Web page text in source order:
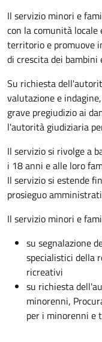
Il servizio minori e
con la comunità locale
territorio e promuove
di crescita dei
Su richiesta
valutazione e
grave pregiudizio ai
l'autorità giudiziaria
Il servizio si rivolge a
i 18 anni e alle loro
Il servizio si estende
prosieguo
Il servizio minori e
su segnalazione
specialistici della
ricreativi
su richiesta
minorenni,
per i minorenni e